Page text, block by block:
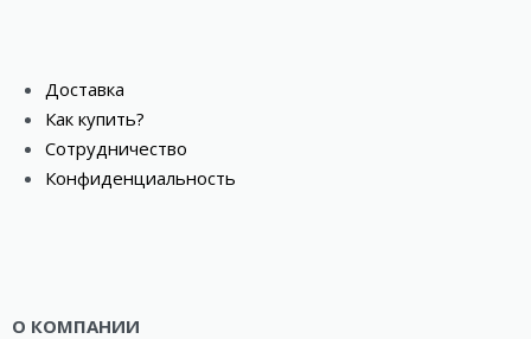
Доставка
Как купить?
Сотрудничество
Конфиденциальность
О КОМПАНИИ